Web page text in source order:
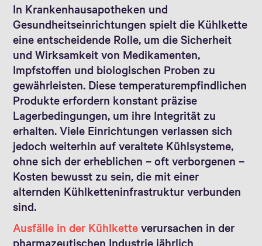
In Krankenhausapotheken und
Gesundheitseinrichtungen spielt die Kühlkette
eine entscheidende Rolle, um die Sicherheit
und Wirksamkeit von Medikamenten,
Impfstoffen und biologischen Proben zu
gewährleisten. Diese temperaturempfindlichen
Produkte erfordern konstant präzise
Lagerbedingungen, um ihre Integrität zu
erhalten. Viele Einrichtungen verlassen sich
jedoch weiterhin auf veraltete Kühlsysteme,
ohne sich der erheblichen – oft verborgenen –
Kosten bewusst zu sein, die mit einer
alternden Kühlketteninfrastruktur verbunden
sind.
Ausfälle in der Kühlketteverursachen in der
pharmazeutischen Industrie jährlich